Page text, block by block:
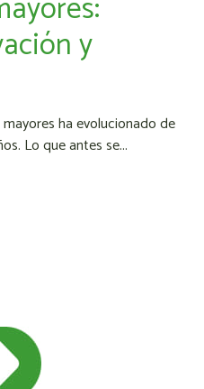
y
ha evolucionado de
Lo que antes se...